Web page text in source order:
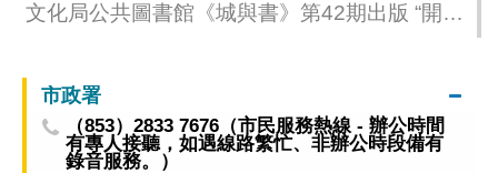
文化局公共圖書館《城與書》第42期出版 “開卷
市政署
（853）2833 7676（市民服務熱線 - 辦公時間
有專人接聽，如遇線路繁忙、非辦公時段備有
錄音服務。）